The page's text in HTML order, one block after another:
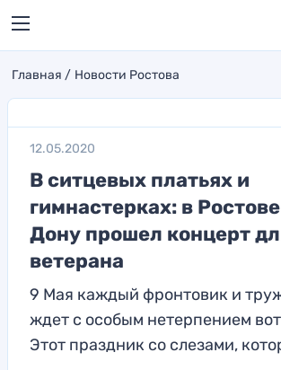
Главная Новости Ростова
12.05.2020
В ситцевых платьях и
гимнастерках: в
Дону прошел концерт
ветерана
9 Мая каждый фронтовик и
ждет с особым нетерпением
Этот праздник со слезами,